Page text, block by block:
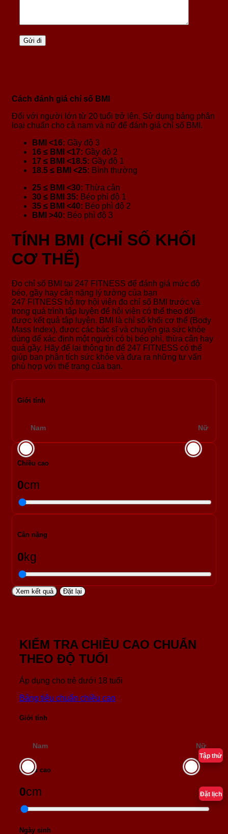
Tập thử
Đặt lịch
Cách đánh giá chỉ số BMI
Đối với người lớn từ 20 tuổi trở lên, Sử dụng bảng phân
loại chuẩn cho cả nam và nữ để đánh giá chỉ số BMI.
BMI <16: Gầy độ 3
16 ≤ BMI <17: Gầy độ 2
17 ≤ BMI <18.5: Gầy độ 1
18.5 ≤ BMI <25: Bình thường
25 ≤ BMI <30: Thừa cân
30 ≤ BMI 35: Béo phì độ 1
35 ≤ BMI <40: Béo phì độ 2
BMI >40: Béo phì độ 3
TÍNH BMI (CHỈ SỐ KHỐI
CƠ THỂ)
Đo chỉ số BMI tại 247 FITNESS để đánh giá mức độ
béo, gầy hay cân nặng lý tưởng của bạn
247 FITNESS hỗ trợ hội viên đo chỉ số BMI trước và
trong quá trình tập luyện để hội viên có thể theo dõi
được kết quả tập luyện. BMI là chỉ số khối cơ thể (Body
Mass Index), được các bác sĩ và chuyên gia sức khỏe
dùng để xác định một người có bị béo phì, thừa cân hay
quá gầy. Hãy để lại thông tin để 247 FITNESS có thể
giúp bạn phân tích sức khỏe và đưa ra những tư vấn
phù hợp với thể trạng của bạn.
Giới tính
Nam Nữ
Chiều cao
0cm
Cân nặng
0kg
Xem kết quả Đặt lại
KIỂM TRA CHIỀU CAO CHUẨN
THEO ĐỘ TUỔI
Áp dụng cho trẻ dưới 18 tuổi
Bảng tiêu chuẩn chiều cao
Giới tính
Nam Nữ
Chiều cao
0cm
Ngày sinh